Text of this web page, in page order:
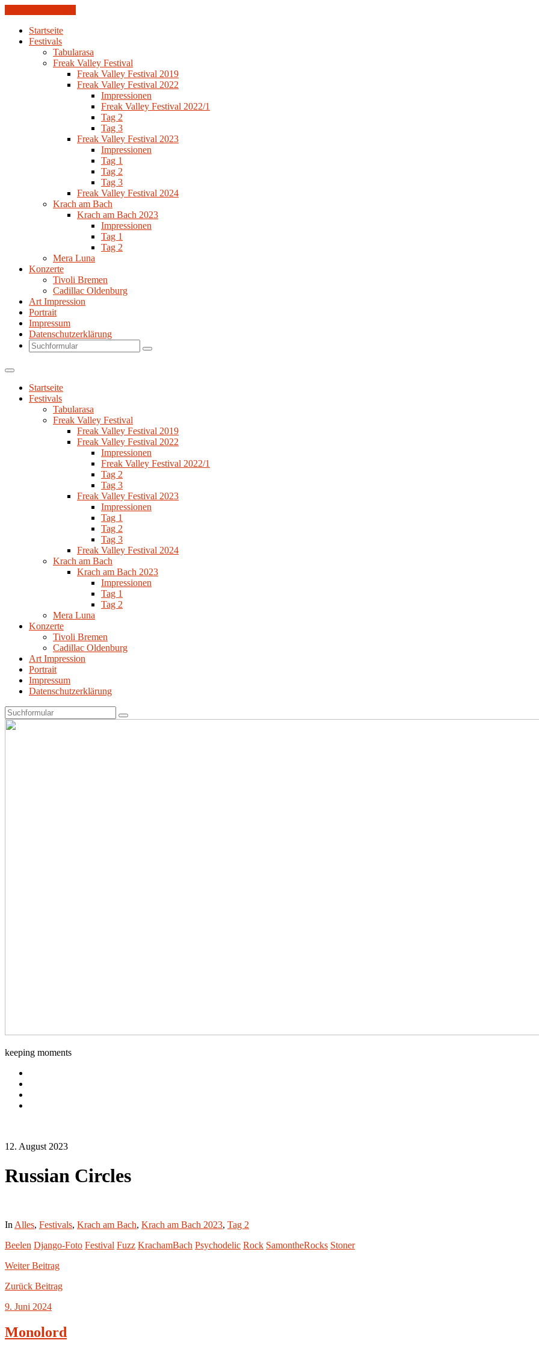
Startseite
Festivals
Tabularasa
Freak Valley Festival
Freak Valley Festival 2019
Freak Valley Festival 2022
Impressionen
Freak Valley Festival 2022/1
Tag 2
Tag 3
Freak Valley Festival 2023
Impressionen
Tag 1
Tag 2
Tag 3
Freak Valley Festival 2024
Krach am Bach
Krach am Bach 2023
Impressionen
Tag 1
Tag 2
Mera Luna
Konzerte
Tivoli Bremen
Cadillac Oldenburg
Art Impression
Portrait
Impressum
Datenschutzerklärung
Search
Startseite
Festivals
Tabularasa
Freak Valley Festival
Freak Valley Festival 2019
Freak Valley Festival 2022
Impressionen
Freak Valley Festival 2022/1
Tag 2
Tag 3
Freak Valley Festival 2023
Impressionen
Tag 1
Tag 2
Tag 3
Freak Valley Festival 2024
Krach am Bach
Krach am Bach 2023
Impressionen
Tag 1
Tag 2
Mera Luna
Konzerte
Tivoli Bremen
Cadillac Oldenburg
Art Impression
Portrait
Impressum
Datenschutzerklärung
Search
keeping moments
12. August 2023
Russian Circles
In Alles, Festivals, Krach am Bach, Krach am Bach 2023, Tag 2
Beelen Django-Foto Festival Fuzz KrachamBach Psychodelic Rock SamontheRocks Stoner
WeiterBeitrag
Zurück Beitrag
9. Juni 2024
Monolord